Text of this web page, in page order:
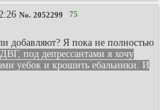
No. 2052299 75
добавляют? Я пока не полностью
под депрессантами я хочу
уебок и крошить ебальники. И